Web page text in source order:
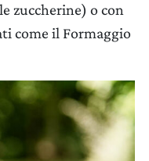
zuccherine) o con
come il Formaggio